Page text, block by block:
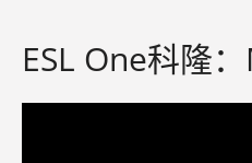
ESL One科隆